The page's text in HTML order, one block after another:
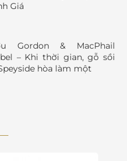
Giá
Gordon & MacPhail
– Khi thời gian, gỗ sồi
hòa làm một